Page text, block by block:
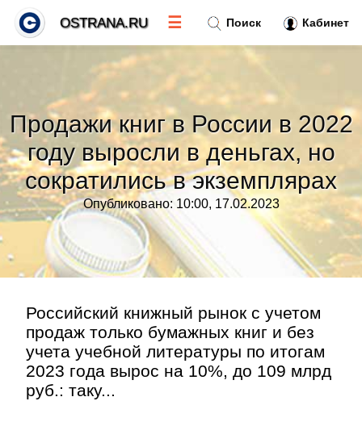
Продажи книг в России в 2022
году выросли в деньгах, но
сократились в экземплярах
Опубликовано: 10:00, 17.02.2023
Российский книжный рынок с учетом
продаж только бумажных книг и без
учета учебной литературы по итогам
2023 года вырос на 10%, до 109 млрд
руб.: таку...
Поиск Кабинет
OSTRANA.RU ☰
Тренды новостей»
Рубрики»
Правила
Контакт»